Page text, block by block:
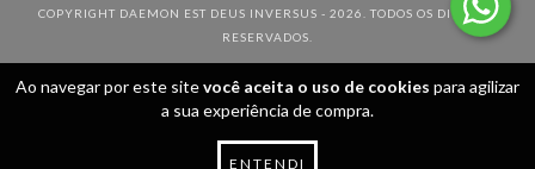
Ao navegar por este sitevocê aceita o uso de cookies para agilizar
a sua experiência de compra.
ENTENDI
COPYRIGHT DAEMON EST DEUS INVERSUS - 2026. TODOS OS DIREITOS
RESERVADOS.